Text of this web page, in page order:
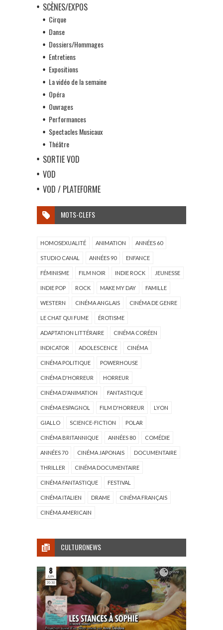
SCÈNES/EXPOS
Cirque
Danse
Dossiers/Hommages
Entretiens
Expositions
La vidéo de la semaine
Opéra
Ouvrages
Performances
Spectacles Musicaux
Théâtre
SORTIE VOD
VOD
VOD / PLATEFORME
MOTS-CLEFS
HOMOSEXUALITÉ ANIMATION ANNÉES 60
STUDIO CANAL ANNÉES 90 ENFANCE
FÉMINISME FILM NOIR INDIE ROCK JEUNESSE
INDIE POP ROCK MAKE MY DAY FAMILLE
WESTERN CINÉMA ANGLAIS CINÉMA DE GENRE
LE CHAT QUI FUME ÉROTISME
ADAPTATION LITTÉRAIRE CINÉMA CORÉEN
INDICATOR ADOLESCENCE CINÉMA
CINÉMA POLITIQUE POWERHOUSE
CINÉMA D'HORREUR HORREUR
CINÉMA D'ANIMATION FANTASTIQUE
CINÉMA ESPAGNOL FILM D'HORREUR LYON
GIALLO SCIENCE-FICTION POLAR
CINÉMA BRITANNIQUE ANNÉES 80 COMÉDIE
ANNÉES 70 CINÉMA JAPONAIS DOCUMENTAIRE
THRILLER CINÉMA DOCUMENTAIRE
CINÉMA FANTASTIQUE FESTIVAL
CINÉMA ITALIEN DRAME CINÉMA FRANÇAIS
CINÉMA AMERICAIN
CULTURONEWS